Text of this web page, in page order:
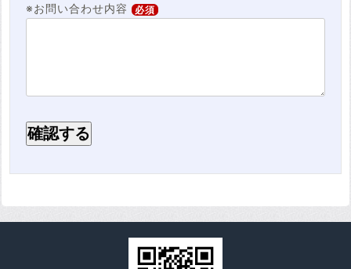
※お問い合わせ内容 必須